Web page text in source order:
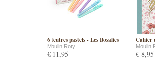
6 feutres pastels - Les Rosalies
Moulin Roty
€ 11,95
Cahier
Moulin
€ 8,95